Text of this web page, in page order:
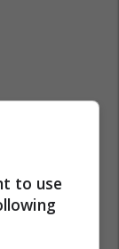
to use